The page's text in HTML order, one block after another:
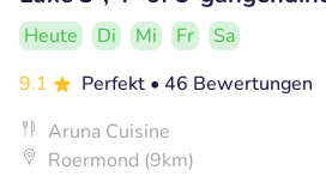
Heute Di Mi Fr
Sa
9.1
Perfekt • 46 Bewertungen
Aruna Cuisine
Roermond (9km)